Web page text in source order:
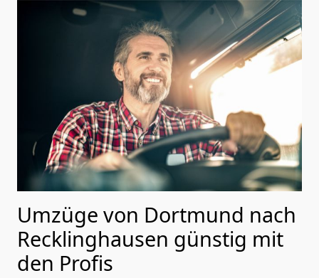
Umzüge von Dortmund nach
Recklinghausen günstig mit
den Profis